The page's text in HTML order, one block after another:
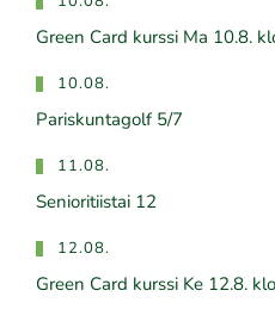
Green Card kurssi Ma 10.8.
10.08.
Pariskuntagolf 5/7
11.08.
Senioritiistai 12
12.08.
Green Card kurssi Ke 12.8.